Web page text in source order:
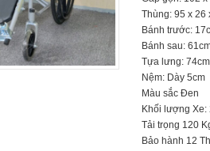
Thùng: 95 x 26
Bánh trước:
Bánh sau:
Tựa lưng: 74cm
Nệm: Dày 5cm
Màu sắc Đen
Khối lượng Xe:
Tải trọng 120
Bảo hành 12